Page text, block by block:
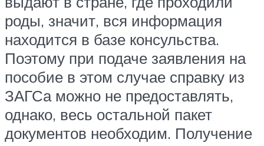
роды, значит, вся информация
находится в базе консульства.
Поэтому при подаче заявления на
пособие в этом случае справку из
ЗАГСа можно не предоставлять,
однако, весь остальной пакет
документов необходим. Получение